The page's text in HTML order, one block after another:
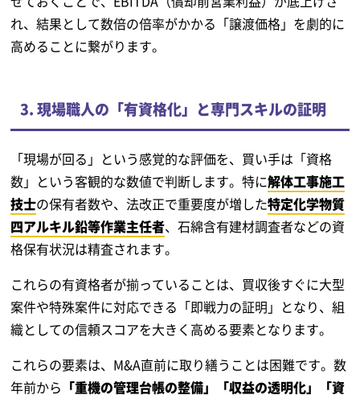
れ、結果として数倍の倍率がかかる「譲渡価格」を劇的に
高めることに繋がります。
3. 現場職人の「有資格化」と専門スキルの証明
「現場が回る」という感覚的な評価を、買い手は「資格
数」という客観的な数値で判断します。特に解体工事施工
技士の保有者数や、法改正で重要度が増した特定化学物質
四アルキル鉛等作業主任者、石綿含有建材調査者などの資
格保有状況は精査されます。
これらの有資格者が揃っていることは、買収後すぐに大型
案件や特殊案件に対応できる「即戦力の証明」となり、組
織としての信頼スコアを大きく高める要素となります。
これらの要素は、M&A直前に取り繕うことは困難です。数
年前から 「重機の管理台帳の整備」「収益の透明化」「資